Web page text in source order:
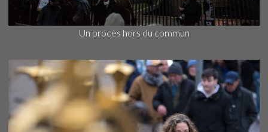
Un procès hors du commun